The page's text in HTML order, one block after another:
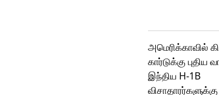
அமெரிக்காவில்
கார்டுக்கு புதிய
இந்திய H-1B